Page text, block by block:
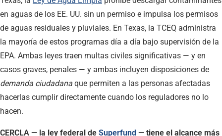
en aguas de los EE. UU. sin un permiso e impulsa los permisos
de aguas residuales y pluviales. En Texas, la TCEQ administra
la mayoría de estos programas día a día bajo supervisión de la
EPA. Ambas leyes traen multas civiles significativas — y en
casos graves, penales — y ambas incluyen disposiciones de
demanda ciudadana que permiten a las personas afectadas
hacerlas cumplir directamente cuando los reguladores no lo
hacen.
CERCLA — la ley federal de Superfund — tiene el alcance más